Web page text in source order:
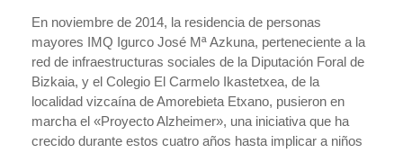
En noviembre de 2014, la residencia de personas
mayores IMQ Igurco José Mª Azkuna, perteneciente a la
red de infraestructuras sociales de la Diputación Foral de
Bizkaia, y el Colegio El Carmelo Ikastetxea, de la
localidad vizcaína de Amorebieta Etxano, pusieron en
marcha el «Proyecto Alzheimer», una iniciativa que ha
crecido durante estos cuatro años hasta implicar a niños